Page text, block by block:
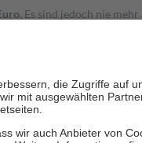
Es sind jedoch nie
Zuzahlungen an bei: